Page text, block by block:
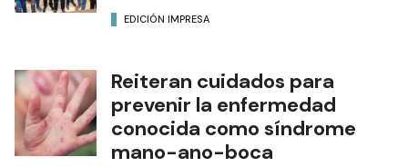
EDICIÓN IMPRESA
Reiteran cuidados para
prevenir la enfermedad
conocida como síndrome
mano-ano-boca